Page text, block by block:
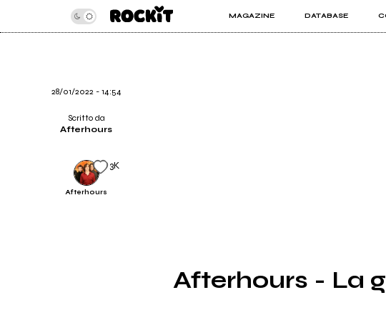
MAGAZINE DATABASE
INSIDER ROCKIT PRO
Afterhours - La
28/01/2022 - 14:54
Scritto da
Afterhours
Afterhours
3K